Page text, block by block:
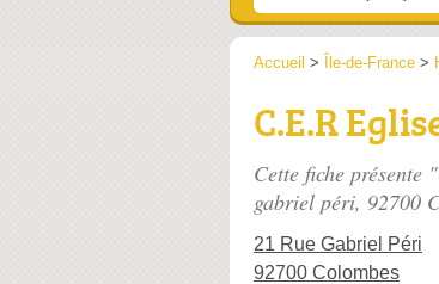
Accueil > Île-de-France >
C.E.R
Cette fiche présente
gabriel péri, 92700
21 Rue Gabriel Péri
92700 Colombes